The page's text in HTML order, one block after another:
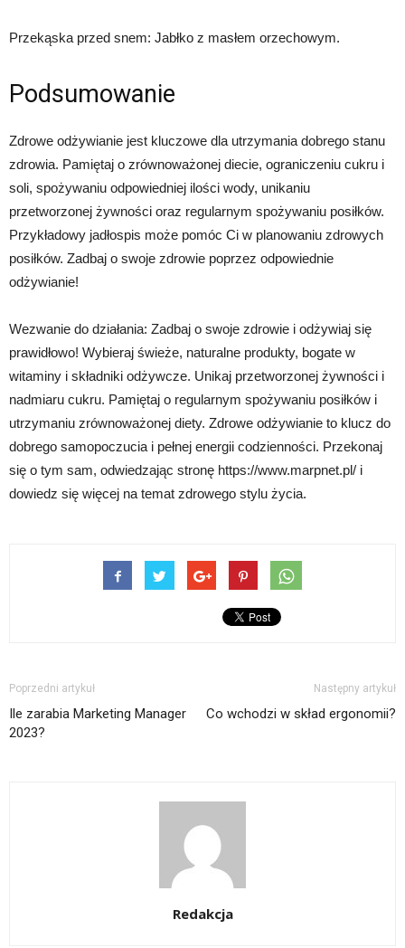
Przekąska przed snem: Jabłko z masłem orzechowym.
Podsumowanie
Zdrowe odżywianie jest kluczowe dla utrzymania dobrego stanu
zdrowia. Pamiętaj o zrównoważonej diecie, ograniczeniu cukru i
soli, spożywaniu odpowiedniej ilości wody, unikaniu
przetworzonej żywności oraz regularnym spożywaniu posiłków.
Przykładowy jadłospis może pomóc Ci w planowaniu zdrowych
posiłków. Zadbaj o swoje zdrowie poprzez odpowiednie
odżywianie!
Wezwanie do działania: Zadbaj o swoje zdrowie i odżywiaj się
prawidłowo! Wybieraj świeże, naturalne produkty, bogate w
witaminy i składniki odżywcze. Unikaj przetworzonej żywności i
nadmiaru cukru. Pamiętaj o regularnym spożywaniu posiłków i
utrzymaniu zrównoważonej diety. Zdrowe odżywianie to klucz do
dobrego samopoczucia i pełnej energii codzienności. Przekonaj
się o tym sam, odwiedzając stronę https://www.marpnet.pl/ i
dowiedz się więcej na temat zdrowego stylu życia.
Poprzedni artykuł
Ile zarabia Marketing Manager
2023?
Następny artykuł
Co wchodzi w skład ergonomii?
Redakcja